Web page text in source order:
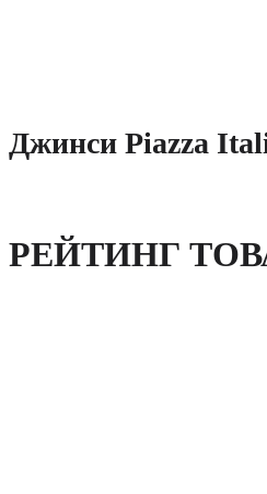
Джинси Piazza
РЕЙТИНГ